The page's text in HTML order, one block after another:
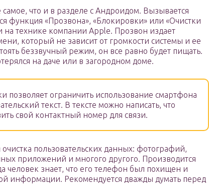
что и в разделе с Андроидом. Вызывается
функция «Прозвона», «Блокировки» или «Очистки
на технике компании Apple. Прозвон издает
который не зависит от громкости системы и ее
беззвучный режим, он все равно будет пищать.
на даче или в загородном доме.
позволяет ограничить использование смартфона
текст. В тексте можно написать, что
свой контактный номер для связи.
пользовательских данных: фотографий,
приложений и многого другого. Производится
человек знает, что его телефон был похищен и
информации. Рекомендуется дважды думать перед